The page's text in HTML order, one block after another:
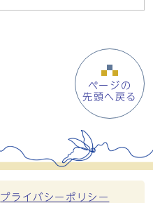
ページの
先頭へ戻る
プライバシーポリシー